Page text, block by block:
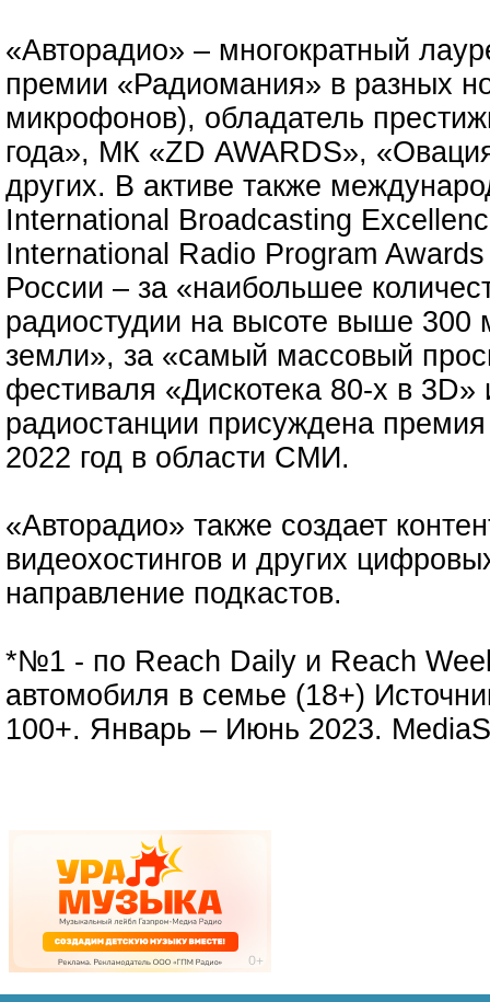
«Авторадио» – многократный
премии «Радиомания» в разных
микрофонов), обладатель
года», МК «ZD AWARDS»,
других. В активе также
International Broadcasting
International Radio Program
России – за «наибольшее
радиостудии на высоте выше 300
земли», за «самый массовый
фестиваля «Дискотека 80-х в 3D»
радиостанции присуждена
2022 год в области СМИ.
«Авторадио» также создает
видеохостингов и других
направление подкастов.
*№1 - по Reach Daily и Reach
автомобиля в семье (18+)
100+. Январь – Июнь 2023.